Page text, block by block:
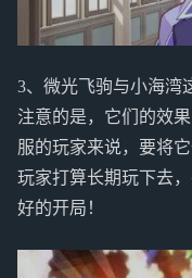
3、微光飞驹与小海湾
注意的是，它们的效
服的玩家来说，要将
玩家打算长期玩下去
好的开局！